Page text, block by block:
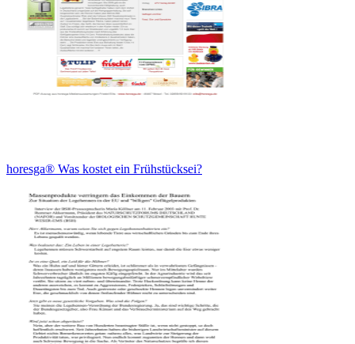
horesga® Was kostet ein Frühstücksei?